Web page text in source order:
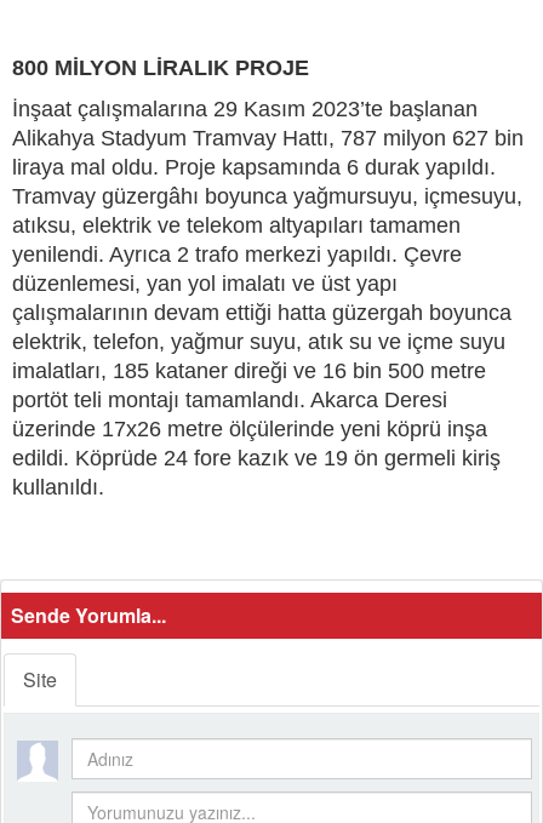
800 MİLYON LİRALIK PROJE
İnşaat çalışmalarına 29 Kasım 2023’te başlanan
Alikahya Stadyum Tramvay Hattı, 787 milyon 627 bin
liraya mal oldu. Proje kapsamında 6 durak yapıldı.
Tramvay güzergâhı boyunca yağmursuyu, içmesuyu,
atıksu, elektrik ve telekom altyapıları tamamen
yenilendi. Ayrıca 2 trafo merkezi yapıldı. Çevre
düzenlemesi, yan yol imalatı ve üst yapı
çalışmalarının devam ettiği hatta güzergah boyunca
elektrik, telefon, yağmur suyu, atık su ve içme suyu
imalatları, 185 kataner direği ve 16 bin 500 metre
portöt teli montajı tamamlandı. Akarca Deresi
üzerinde 17x26 metre ölçülerinde yeni köprü inşa
edildi. Köprüde 24 fore kazık ve 19 ön germeli kiriş
kullanıldı.
Sende Yorumla...
Site